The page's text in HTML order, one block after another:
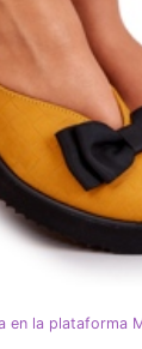
en la plataforma